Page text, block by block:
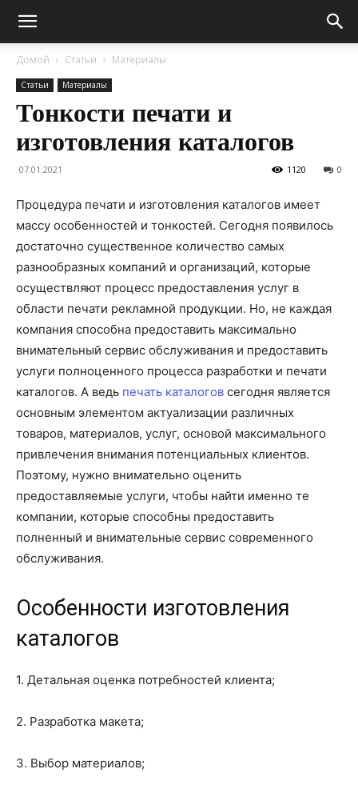
Домой Статьи Материалы
Статьи Материалы
Тонкости печати и
изготовления каталогов
07.01.2021 0
1120
Процедура печати и изготовления каталогов имеет
массу особенностей и тонкостей. Сегодня появилось
достаточно существенное количество самых
разнообразных компаний и организаций, которые
осуществляют процесс предоставления услуг в
области печати рекламной продукции. Но, не каждая
компания способна предоставить максимально
внимательный сервис обслуживания и предоставить
услуги полноценного процесса разработки и печати
каталогов. А ведь печать каталогов сегодня является
основным элементом актуализации различных
товаров, материалов, услуг, основой максимального
привлечения внимания потенциальных клиентов.
Поэтому, нужно внимательно оценить
предоставляемые услуги, чтобы найти именно те
компании, которые способны предоставить
полненный и внимательные сервис современного
обслуживания.
Особенности изготовления
каталогов
1. Детальная оценка потребностей клиента;
2. Разработка макета;
3. Выбор материалов;